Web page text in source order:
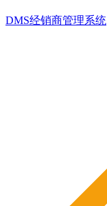
DMS经销商管理系统